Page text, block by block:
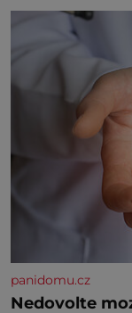
Hodně času
Jeho
výjimkou
panidomu.cz
Nedovolte